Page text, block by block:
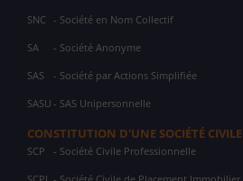
SNC - Société en Nom Collectif
SA - Société Anonyme
SAS - Société par Actions Simplifiée
SASU - SAS Unipersonnelle
CONSTITUTION D'UNE SOCIÉTÉ CIVILE
SCP - Société Civile Professionnelle